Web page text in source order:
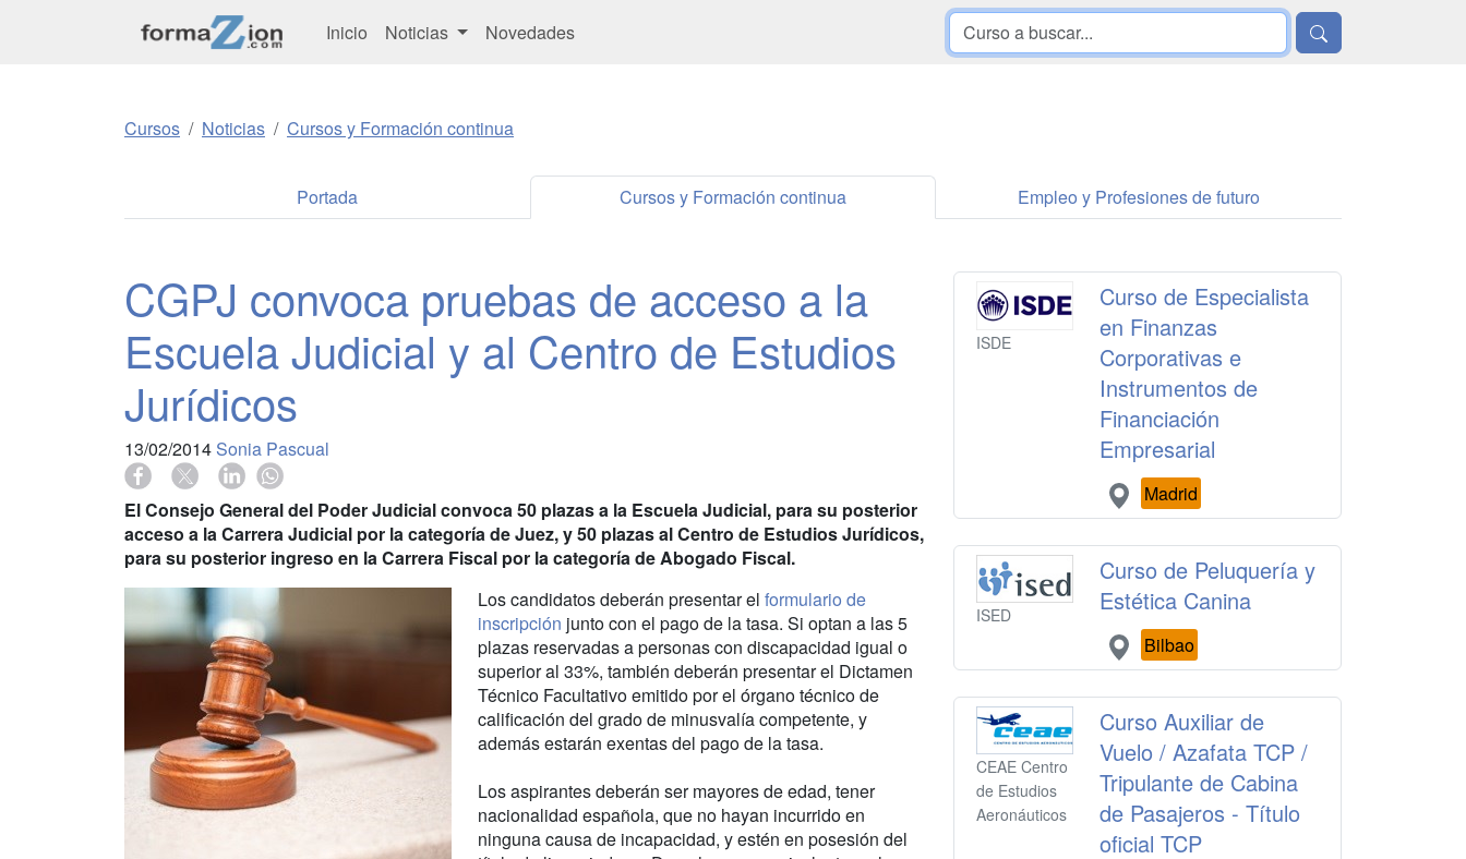
Inicio Noticias Novedades
Cursos Noticias Cursos y Formación continua
Portada Cursos y Formación continua Empleo y Profesiones de futuro
CGPJ convoca pruebas de acceso a la
Escuela Judicial y al Centro de Estudios
Jurídicos
13/02/2014 Sonia Pascual
El Consejo General del Poder Judicial convoca 50 plazas a la Escuela Judicial, para su posterior
acceso a la Carrera Judicial por la categoría de Juez, y 50 plazas al Centro de Estudios Jurídicos,
para su posterior ingreso en la Carrera Fiscal por la categoría de Abogado Fiscal.
Los candidatos deberán presentar el formulario de
inscripción junto con el pago de la tasa. Si optan a las 5
plazas reservadas a personas con discapacidad igual o
superior al 33%, también deberán presentar el Dictamen
Técnico Facultativo emitido por el órgano técnico de
calificación del grado de minusvalía competente, y
además estarán exentas del pago de la tasa.
Los aspirantes deberán ser mayores de edad, tener
nacionalidad española, que no hayan incurrido en
ninguna causa de incapacidad, y estén en posesión del
ISDE
Curso de Especialista
en Finanzas
Corporativas e
Instrumentos de
Financiación
Empresarial
Madrid
ISED
Curso de Peluquería y
Estética Canina
Bilbao
CEAE Centro
de Estudios
Aeronáuticos
Curso Auxiliar de
Vuelo / Azafata TCP /
Tripulante de Cabina
de Pasajeros - Título
oficial TCP